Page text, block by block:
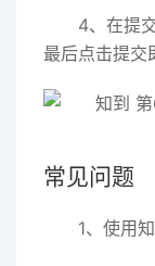
4、在提
最后点击提交
常见问题
1、使用